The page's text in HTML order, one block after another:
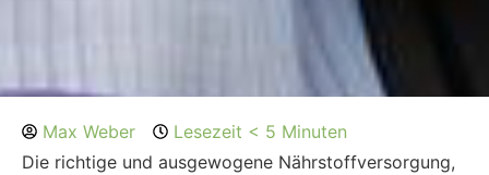
Max Weber
Lesezeit < 5 Minuten
Die richtige und ausgewogene Nährstoffversorgung,